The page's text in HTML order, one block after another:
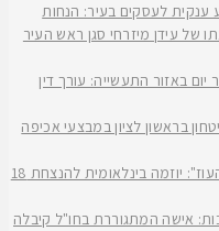
ענקית לעסקים בעיר: הנחות
של עידן מיזרחי סגן ראש העיר
יום באזור התעשייה: עורך דין
בראשון לציון במבצעי אכיפה
פרויקט "העוז": יוזמה בינלאומית להנצחת 18
אישה המתגוררת בחו"ל קיבלה